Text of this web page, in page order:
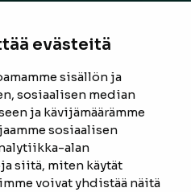
evästeitä
sisällön ja
sosiaalisen median
ja kävijämäärämme
sosiaalisen
alan
siitä, miten käytät
voivat yhdistää näitä